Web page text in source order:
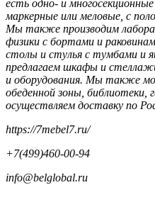
есть одно- и
маркерные или меловые, с
Мы также производим
физики с бортами и
столы и стулья с тумбами и
предлагаем шкафы и
и оборудования. Мы также
обеденной зоны, библиотеки,
осуществляем доставку по
https://7mebel7.ru/
+7(499)460-00-94
info@belglobal.ru